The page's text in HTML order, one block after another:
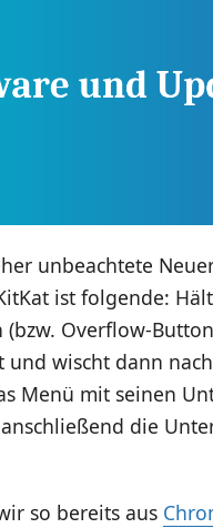
unbeachtete
ist folgende:
(bzw. Overflow-
und wischt dann
Menü mit seinen
die
so bereits aus